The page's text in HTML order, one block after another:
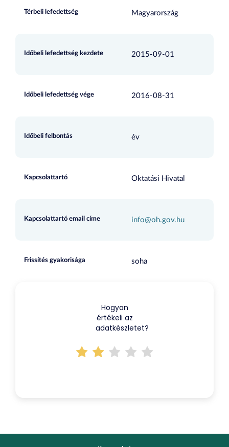
Térbeli lefedettség Magyarország
Időbeli lefedettség kezdete 2015-09-01
Időbeli lefedettség vége 2016-08-31
Időbeli felbontás év
Kapcsolattartó Oktatási Hivatal
Kapcsolattartó email címe info@oh.gov.hu
Frissítés gyakorisága soha
Hogyan
értékeli az
adatkészletet?